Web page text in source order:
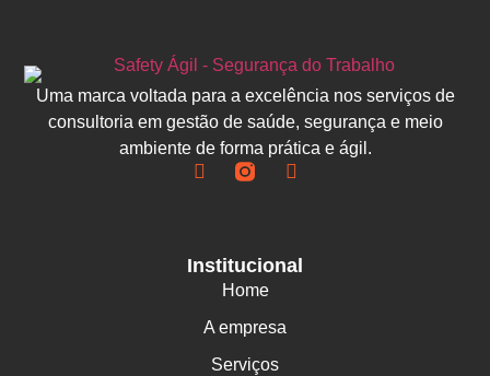
Uma marca voltada para a excelência nos serviços de
consultoria em gestão de saúde, segurança e meio
ambiente de forma prática e ágil.
Institucional
Home
A empresa
Serviços